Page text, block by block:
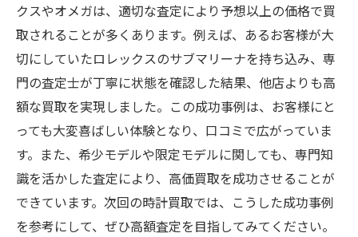
クスやオメガは、適切な査定により予想以上の価格で買
取されることが多くあります。例えば、あるお客様が大
切にしていたロレックスのサブマリーナを持ち込み、専
門の査定士が丁寧に状態を確認した結果、他店よりも高
額な買取を実現しました。この成功事例は、お客様にと
っても大変喜ばしい体験となり、口コミで広がっていま
す。また、希少モデルや限定モデルに関しても、専門知
識を活かした査定により、高価買取を成功させることが
できています。次回の時計買取では、こうした成功事例
を参考にして、ぜひ高額査定を目指してみてください。